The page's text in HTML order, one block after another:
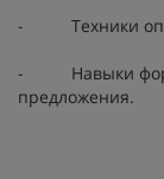
- Техники
- Навыки
предложения.